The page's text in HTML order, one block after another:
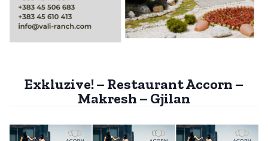
Exkluzive! – Restaurant Accorn –
Makresh – Gjilan